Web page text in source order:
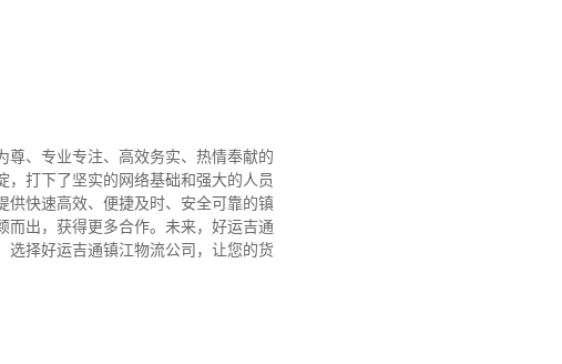
尊、专业专注、高效务实、热情奉献的
打下了坚实的网络基础和强大的人员
供快速高效、便捷及时、安全可靠的镇
出，获得更多合作。 未来，好运吉通
选择好运吉通镇江物流公司，让您的货